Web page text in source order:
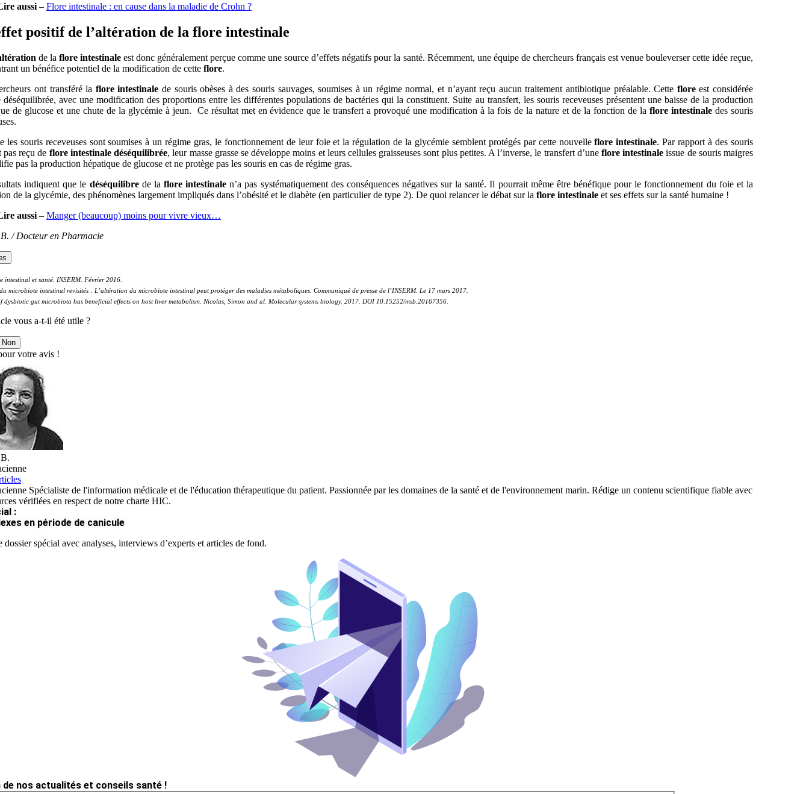
aussi– Flore intestinale : en cause dans la maladie de Crohn ?
positif de l’altération de la flore intestinale
de laflore intestinale est donc généralement perçue comme une source d’effets négatifs pour la santé. Récemment, une équipe de chercheurs français est venue bouleverser cette idée reçue,
un bénéfice potentiel de la modification de cette flore.
ont transféré la flore intestinale de souris obèses à des souris sauvages, soumises à un régime normal, et n’ayant reçu aucun traitement antibiotique préalable. Cette floreest considérée
déséquilibrée, avec une modification des proportions entre les différentes populations de bactéries qui la constituent. Suite au transfert, les souris receveuses présentent une baisse de la production
de glucose et une chute de la glycémie à jeun. Ce résultat met en évidence que le transfert a provoqué une modification à la fois de la nature et de la fonction de la flore intestinaledes souris
les souris receveuses sont soumises à un régime gras, le fonctionnement de leur foie et la régulation de la glycémie semblent protégés par cette nouvelleflore intestinale. Par rapport à des souris
pas reçu de flore intestinale déséquilibrée, leur masse grasse se développe moins et leurs cellules graisseuses sont plus petites. A l’inverse, le transfert d’une flore intestinale issue de souris maigres
pas la production hépatique de glucose et ne protège pas les souris en cas de régime gras.
indiquent que le déséquilibrede la flore intestinale n’a pas systématiquement des conséquences négatives sur la santé. Il pourrait même être bénéfique pour le fonctionnement du foie et la
de la glycémie, des phénomènes largement impliqués dans l’obésité et le diabète (en particulier de type 2). De quoi relancer le débat sur la flore intestinaleet ses effets sur la santé humaine !
aussi– Manger (beaucoup) moins pour vivre vieux…
/ Docteur en Pharmacie
intestinal et santé. INSERM. Février 2016.
microbiote intestinal revisités : L’altération du microbiote intestinal peut protéger des maladies métaboliques. Communiqué de presse de l’INSERM. Le 17 mars 2017.
dysbiotic gut microbiota has beneficial effects on host liver metabolism. Nicolas, Simon and al. Molecular systems biology. 2017. DOI 10.15252/msb.20167356.
vous a-t-il été utile ?
Non
votre avis !
Spécialiste de l'information médicale et de l'éducation thérapeutique du patient. Passionnée par les domaines de la santé et de l'environnement marin. Rédige un contenu scientifique fiable avec
vérifiées en respect de notre charte HIC.
:
en période de canicule
dossier spécial avec analyses, interviews d’experts et articles de fond.
de nos actualités et conseils santé !